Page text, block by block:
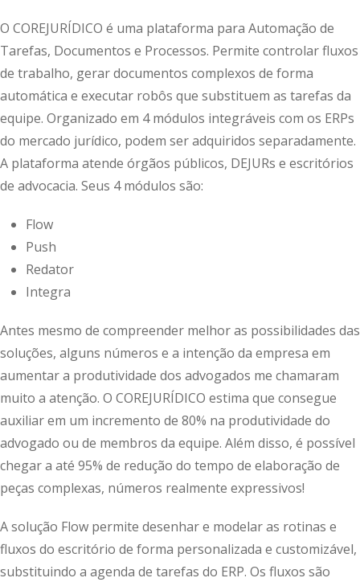
O COREJURÍDICO é uma plataforma para Automação de
Tarefas, Documentos e Processos. Permite controlar fluxos
de trabalho, gerar documentos complexos de forma
automática e executar robôs que substituem as tarefas da
equipe. Organizado em 4 módulos integráveis com os ERPs
do mercado jurídico, podem ser adquiridos separadamente.
A plataforma atende órgãos públicos, DEJURs e escritórios
de advocacia. Seus 4 módulos são:
Flow
Push
Redator
Integra
Antes mesmo de compreender melhor as possibilidades das
soluções, alguns números e a intenção da empresa em
aumentar a produtividade dos advogados me chamaram
muito a atenção. O COREJURÍDICO estima que consegue
auxiliar em um incremento de 80% na produtividade do
advogado ou de membros da equipe. Além disso, é possível
chegar a até 95% de redução do tempo de elaboração de
peças complexas, números realmente expressivos!
A solução Flow permite desenhar e modelar as rotinas e
fluxos do escritório de forma personalizada e customizável,
substituindo a agenda de tarefas do ERP. Os fluxos são